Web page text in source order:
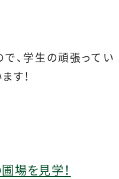
、学生の頑張ってい
す！
場を見学！